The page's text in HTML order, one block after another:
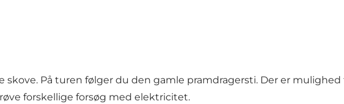
På turen følger du den gamle pramdragersti. Der er
forskellige forsøg med elektricitet.